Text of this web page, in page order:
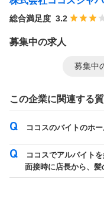
総合満足度 3.2
募集中の求人
募集中
この企業に関連する
ココスのバイトのホ
ココスでアルバイト
面接時に店長から、
で調べるとキッチン